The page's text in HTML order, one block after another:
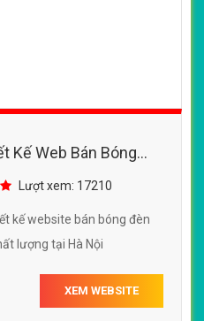
Kế Web Bán Bóng
nghiệp chuẩn
Lượt xem: 17210
kế website bán bóng đèn
lượng tại Hà Nội
XEM WEBSITE